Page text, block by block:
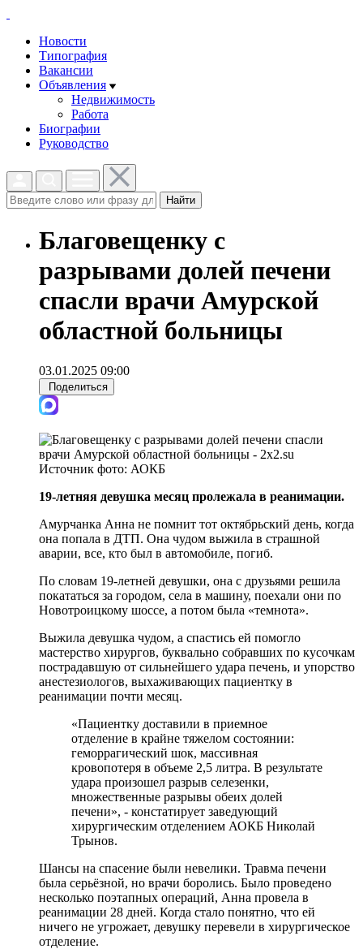
Новости
Типография
Вакансии
Объявления
Недвижимость
Работа
Биографии
Руководство
Найти
Благовещенку с
разрывами долей печени
спасли врачи Амурской
областной больницы
03.01.2025 09:00
Поделиться
Источник фото: АОКБ
19-летняя девушка месяц пролежала в реанимации.
Амурчанка Анна не помнит тот октябрьский день, когда
она попала в ДТП. Она чудом выжила в страшной
аварии, все, кто был в автомобиле, погиб.
По словам 19-летней девушки, она с друзьями решила
покататься за городом, села в машину, поехали они по
Новотроицкому шоссе, а потом была «темнота».
Выжила девушка чудом, а спастись ей помогло
мастерство хирургов, буквально собравших по кусочкам
пострадавшую от сильнейшего удара печень, и упорство
анестезиологов, выхаживающих пациентку в
реанимации почти месяц.
«Пациентку доставили в приемное
отделение в крайне тяжелом состоянии:
геморрагический шок, массивная
кровопотеря в объеме 2,5 литра. В результате
удара произошел разрыв селезенки,
множественные разрывы обеих долей
печени», - констатирует заведующий
хирургическим отделением АОКБ Николай
Трынов.
Шансы на спасение были невелики. Травма печени
была серьёзной, но врачи боролись. Было проведено
несколько поэтапных операций, Анна провела в
реанимации 28 дней. Когда стало понятно, что ей
ничего не угрожает, девушку перевели в хирургическое
отделение.